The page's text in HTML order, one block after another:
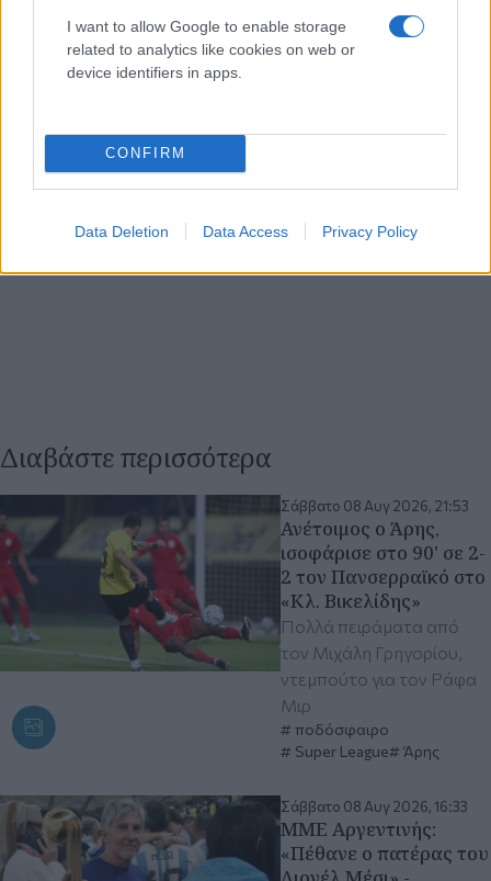
I want to allow Google to enable storage
related to analytics like cookies on web or
device identifiers in apps.
CONFIRM
Data Deletion Data Access Privacy Policy
Διαβάστε περισσότερα
Σάββατο 08 Αυγ 2026, 21:53
Ανέτοιμος ο Άρης,
ισοφάρισε στο 90' σε 2-
2 τον Πανσερραϊκό στο
«Κλ. Βικελίδης»
Πολλά πειράματα από
τον Μιχάλη Γρηγορίου,
ντεμπούτο για τον Ράφα
Μιρ
ποδόσφαιρο
Super League
Άρης
Σάββατο 08 Αυγ 2026, 16:33
ΜΜΕ Αργεντινής:
«Πέθανε ο πατέρας του